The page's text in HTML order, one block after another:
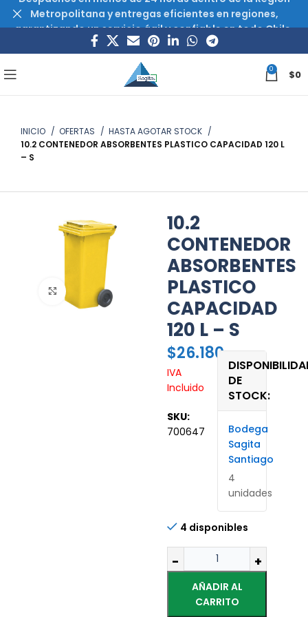
0 $0
INICIO OFERTAS
HASTA AGOTAR STOCK
10.2 CONTENEDOR ABSORBENTES PLASTICO CAPACIDAD 120 L
– S
Haz clic para ampliar
10.2
CONTENEDOR
ABSORBENTES
PLASTICO
CAPACIDAD
120 L – S
$26.180
IVA
Incluido
SKU:
700647
DE
STOCK:
Bodega
Sagita
Santiago
4
unidades
4 disponibles
AÑADIR AL
CARRITO
Metropolitana y entregas eficientes en regiones,
garantizando un servicio ágil y confiable en todo Chile.